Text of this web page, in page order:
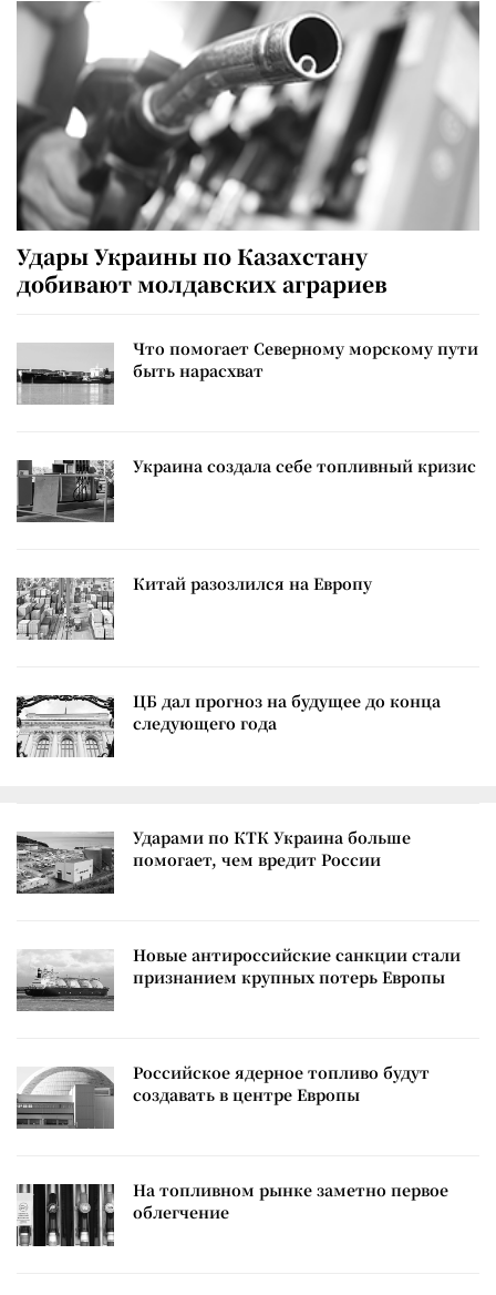
Удары Украины по Казахстану
добивают молдавских аграриев
Что помогает Северному морскому пути
быть нарасхват
Украина создала себе топливный кризис
Китай разозлился на Европу
ЦБ дал прогноз на будущее до конца
следующего года
Ударами по КТК Украина больше
помогает, чем вредит России
Новые антироссийские санкции стали
признанием крупных потерь Европы
Российское ядерное топливо будут
создавать в центре Европы
На топливном рынке заметно первое
облегчение